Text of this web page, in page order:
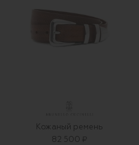
Кожаный ремень
82 500 ₽